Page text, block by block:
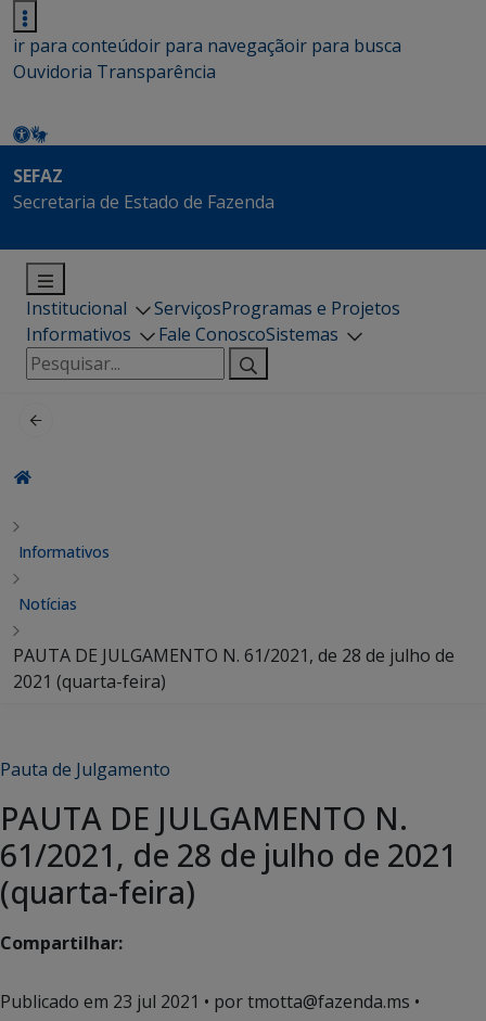
ir para conteúdoir para navegaçãoir para busca
Ouvidoria Transparência
SEFAZ
Secretaria de Estado de Fazenda
Institucional ServiçosProgramas e Projetos
Informativos
Fale ConoscoSistemas
Pesquisar
por:
Informativos
Notícias
PAUTA DE JULGAMENTO N. 61/2021, de 28 de julho de
2021 (quarta-feira)
Pauta de Julgamento
PAUTA DE JULGAMENTO N.
61/2021, de 28 de julho de 2021
(quarta-feira)
Compartilhar:
Publicado em 23 jul 2021 • por tmotta@fazenda.ms •